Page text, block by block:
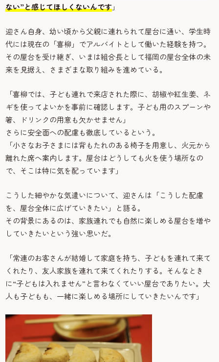
ない”と感じてほしくないんです」
迎さん自身、幼い頃から父親に連れられて屋台に通い、学生時
代には現在の「喜柳」でアルバイトとして働いた経験を持つ。
その屋台を受け継ぎ、いまは組合長として福岡の屋台全体の未
来を見据え、さまざまな取り組みを進めている。
「喜柳では、子ども連れで来店された際に、胡椒や紅生姜、ネ
ギを使ってよいかを事前に確認します。子ども用のスプーンや
箸、ドリンクの用意も欠かせません」
さらに安全面への配慮も徹底しているという。
「小さなお子さまには背もたれのある椅子を用意し、火元から
離れた席へ案内します。屋台はどうしても火を使う場所なの
で、そこは特に気を配っています」
こうした細やかな気遣いについて、迎さんは「こうした配慮
を、屋台全体に広げていきたい」と語る。
その背景にあるのは、家族連れでも自然に楽しめる屋台を増や
していきたいという強い思いだ。
「常連のお客さんが結婚して家庭を持ち、子どもを連れて来て
くれたり、友人家族を連れて来てくれたりする。そんなとき
に“子どもは入れません”と言わなくていい屋台でありたい。大
人も子どもも、一緒に楽しめる場所にしていきたいんです」